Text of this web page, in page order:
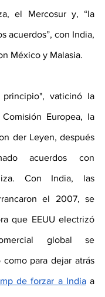
el Mercosur y, “la
acuerdos”, con India,
México y Malasia.
vaticinó la
Europea, la
der Leyen, después
acuerdos con
Con India, las
el 2007, se
que EEUU electrizó
global se
de forzar a India a